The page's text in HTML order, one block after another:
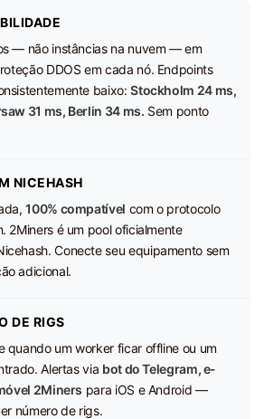
— não instâncias na nuvem — em
DDOS em cada nó. Endpoints
baixo:Stockholm 24 ms,
31 ms, Berlin 34 ms. Sem ponto
NICEHASH
100% compatível com o protocolo
2Miners é um pool oficialmente
Conecte seu equipamento sem
adicional.
DE RIGS
quando um worker ficar offline ou um
Alertas via bot do Telegram, e-
2Miners para iOS e Android —
número de rigs.